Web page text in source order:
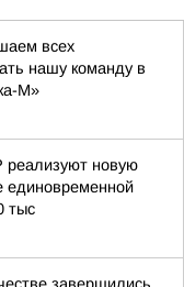
всех
нашу команду в
М»
реализуют новую
единовременной
тыс